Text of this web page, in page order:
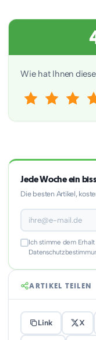
Wie hat Ihnen
Jede Woche ein
Die besten Artikel,
Ich stimme dem
ARTIKEL TEILEN
Link X